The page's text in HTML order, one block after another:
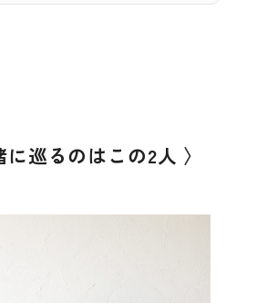
に巡るのはこの2人 〉